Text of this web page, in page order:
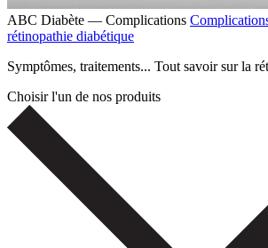
ABC Diabète — Complications
rétinopathie diabétique
Symptômes, traitements... Tout savoir sur la
Choisir l'un de nos produits